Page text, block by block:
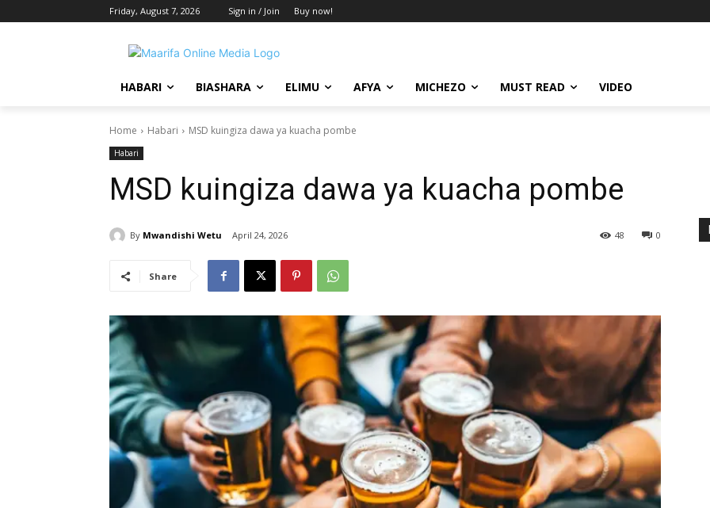
Friday, August 7, 2026 Sign in / Join Buy now!
HABARI BIASHARA ELIMU AFYA MICHEZO MUST READ VIDEO
Home Habari MSD kuingiza dawa ya kuacha pombe
Habari
MSD kuingiza dawa ya kuacha pombe
By Mwandishi Wetu April 24, 2026 0
48
Share